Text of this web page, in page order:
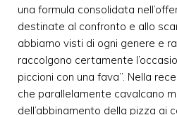
una formula consolidata
destinate al confronto e allo
abbiamo visti di ogni genere e
raccolgono certamente
piccioni con una fava”. Nella
che parallelamente cavalcano
dell’abbinamento della pizza ai